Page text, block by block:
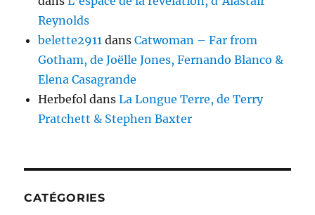
Reynolds
belette2911 dansCatwoman – Far from
Gotham, de Joëlle Jones, Fernando Blanco &
Elena Casagrande
Herbefol dansLa Longue Terre, de Terry
Pratchett & Stephen Baxter
CATÉGORIES